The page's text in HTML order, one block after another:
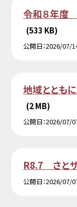
令和８年度
(533 KB)
公開日 2026/07/
地域ととも
(2 MB)
公開日 2026/07/
R8.7 さと
公開日 2026/07/